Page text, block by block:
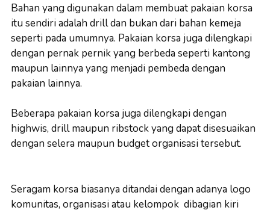
Bahan yang digunakan dalam membuat pakaian korsa
itu sendiri adalah drill dan bukan dari bahan kemeja
seperti pada umumnya. Pakaian korsa juga dilengkapi
dengan pernak pernik yang berbeda seperti kantong
maupun lainnya yang menjadi pembeda dengan
pakaian lainnya.
Beberapa pakaian korsa juga dilengkapi dengan
highwis, drill maupun ribstock yang dapat disesuaikan
dengan selera maupun budget organisasi tersebut.
Seragam korsa biasanya ditandai dengan adanya logo
komunitas, organisasi atau kelompok dibagian kiri